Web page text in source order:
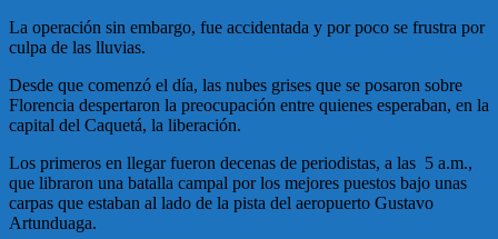
La operación sin embargo, fue accidentada y por poco se frustra por
culpa de las lluvias.
Desde que comenzó el día, las nubes grises que se posaron sobre
Florencia despertaron la preocupación entre quienes esperaban, en la
capital del Caquetá, la liberación.
Los primeros en llegar fueron decenas de periodistas, a las 5 a.m.,
que libraron una batalla campal por los mejores puestos bajo unas
carpas que estaban al lado de la pista del aeropuerto Gustavo
Artunduaga.